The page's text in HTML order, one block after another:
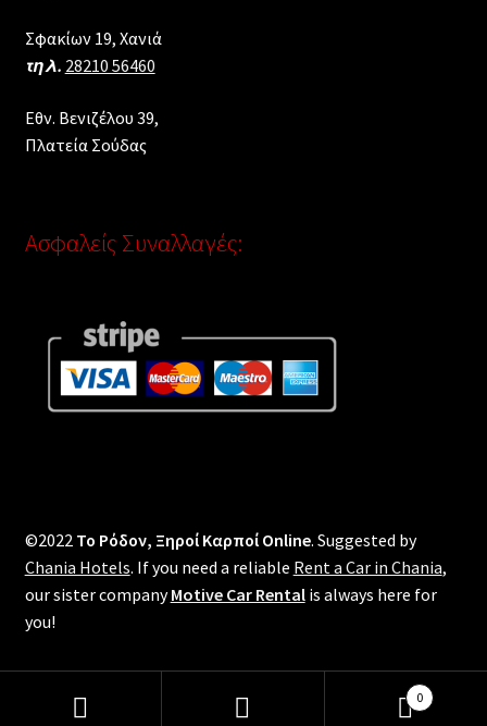
Σφακίων 19, Χανιά
τηλ. 28210 56460
Εθν. Βενιζέλου 39,
Πλατεία Σούδας
Ασφαλείς Συναλλαγές:
©2022 Το Ρόδον, Ξηροί Καρποί Online. Suggested by
Chania Hotels. If you need a reliable Rent a Car in Chania,
our sister companyMotive Car Rentalis always here for
you!
Αναζήτηση
Αναζήτηση
0